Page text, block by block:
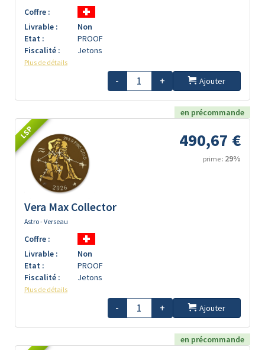
Coffre :
Livrable :
Non
Etat :
PROOF
Fiscalité :
Jetons
Plus de détails
- + Ajouter
en précommande
LSP 490,67 €
prime : 29%
Vera Max Collector
Astro - Verseau
Coffre :
Livrable :
Non
Etat :
PROOF
Fiscalité :
Jetons
Plus de détails
- + Ajouter
en précommande